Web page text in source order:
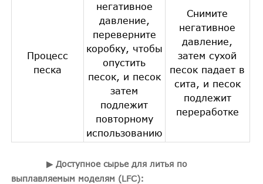
Процесс
песка
негативное
давление,
переверните
коробку, чтобы
опустить
песок, и песок
затем
подлежит
повторному
использованию
Снимите
негативное
давление,
затем сухой
песок падает в
сита, и песок
подлежит
переработке
▶ Доступное сырье для литья по
выплавляемым моделям (LFC):